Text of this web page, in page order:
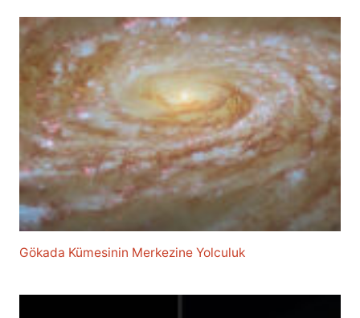
Gökada Kümesinin Merkezine Yolculuk